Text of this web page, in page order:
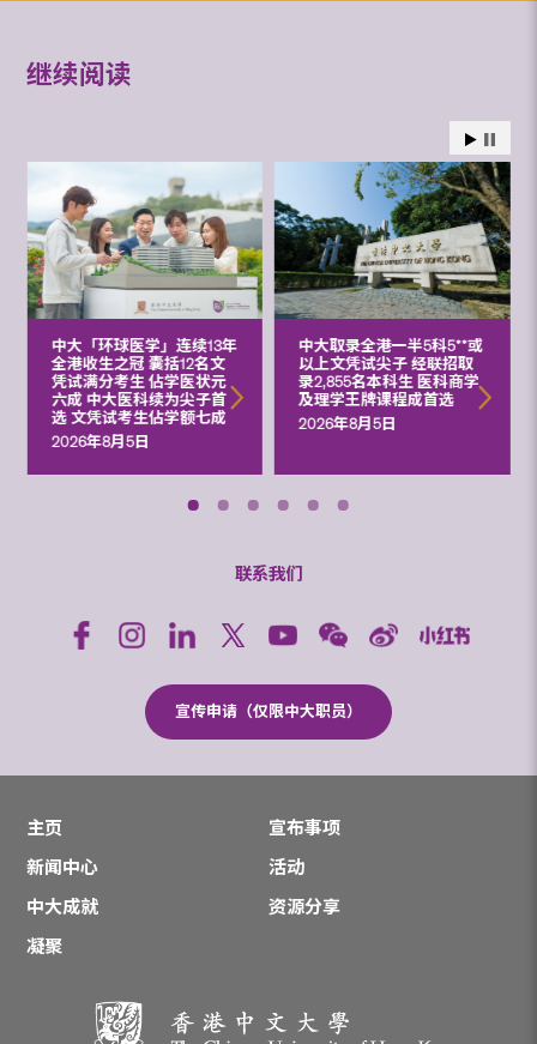
继续阅读
中大「环球医学」连续13年
全港收生之冠 囊括12名文
凭试满分考生 佔学医状元
六成 中大医科续为尖子首
选 文凭试考生佔学额七成
2026年8月5日
中大取录全港一半5科5**或
以上文凭试尖子 经联招取
录2,855名本科生 医科商学
及理学王牌课程成首选
2026年8月5日
联系我们
宣传申请（仅限中大职员）
主页
宣布事项
新闻中心
活动
中大成就
资源分享
凝聚